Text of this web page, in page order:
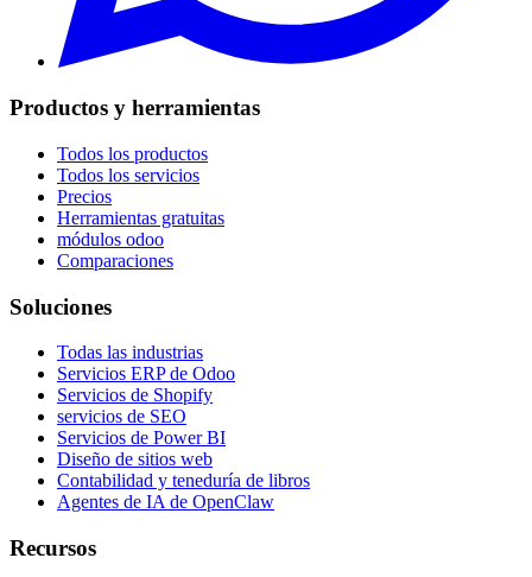
Productos y herramientas
Todos los productos
Todos los servicios
Precios
Herramientas gratuitas
módulos odoo
Comparaciones
Soluciones
Todas las industrias
Servicios ERP de Odoo
Servicios de Shopify
servicios de SEO
Servicios de Power BI
Diseño de sitios web
Contabilidad y teneduría de libros
Agentes de IA de OpenClaw
Recursos